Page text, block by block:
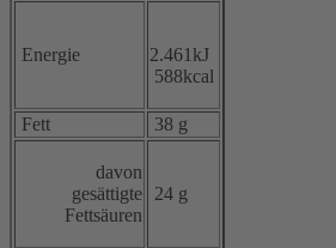
Energie
2.461kJ
588kcal
Fett 38 g
davon
gesättigte
Fettsäuren
24 g